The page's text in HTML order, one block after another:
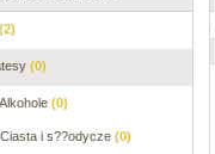
(2)
(0)
(0)
i s??odycze (0)